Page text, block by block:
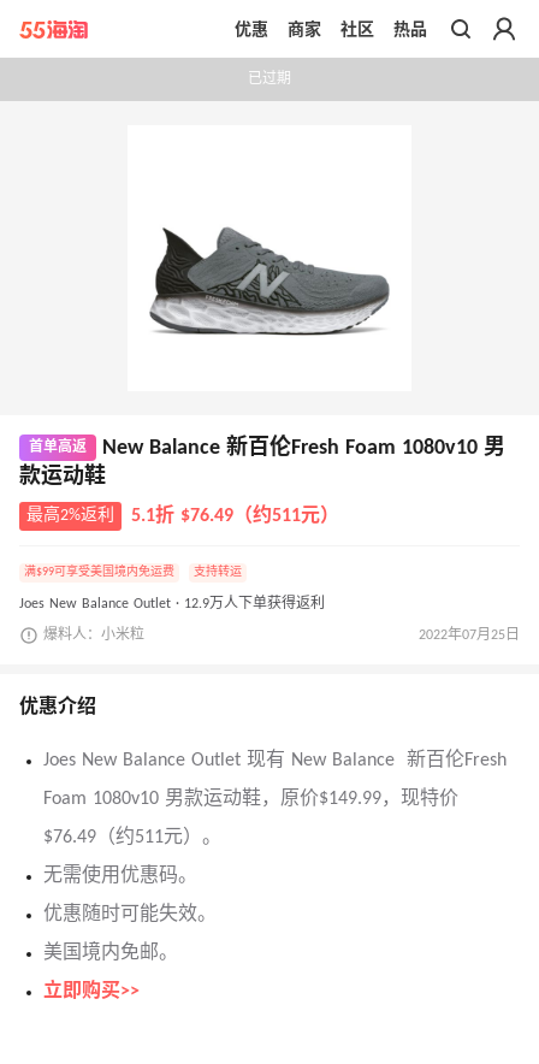
带你去官网买正品
优惠 商家 社区 热品
已过期
首单高返
New Balance 新百伦Fresh Foam 1080v10 男
款运动鞋
最高2%返利 5.1折 $76.49（约511元）
满$99可享受美国境内免运费 支持转运
Joes New Balance Outlet · 12.9万人下单获得返利
爆料人：小米粒 2022年07月25日
优惠介绍
Joes New Balance Outlet 现有 New Balance 新百伦Fresh
Foam 1080v10 男款运动鞋，原价$149.99，现特价
$76.49（约511元）。
无需使用优惠码。
优惠随时可能失效。
美国境内免邮。
立即购买>>